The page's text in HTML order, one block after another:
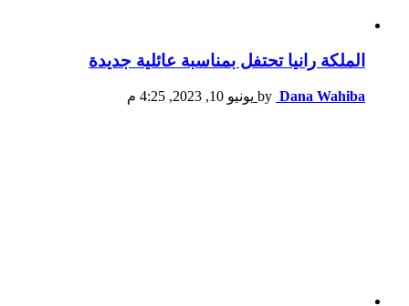
الملكة رانيا تحتفل بمناسبة عائلية جديدة
by Dana Wahiba يونيو 10, 2023, 4:25 م